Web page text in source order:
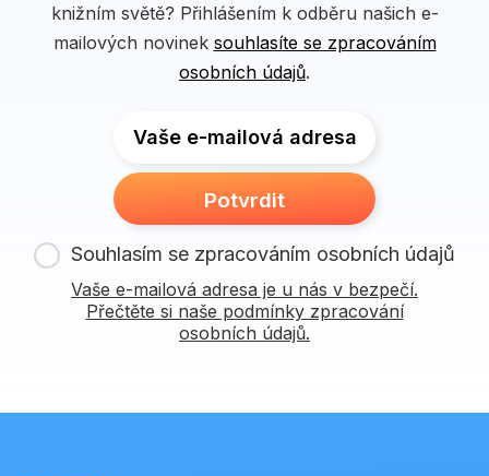
knižním světě? Přihlášením k odběru našich e-
mailových novinek souhlasíte se zpracováním
osobních údajů.
Vaše e-mailová adresa
Potvrdit
Souhlasím se zpracováním osobních údajů
Vaše e-mailová adresa je u nás v bezpečí.
Přečtěte si naše podmínky zpracování
osobních údajů.